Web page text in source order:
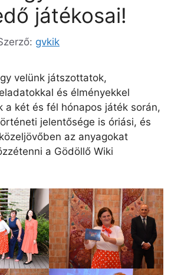
játékosai!
gvkik
velünk játszottatok,
és élményekkel
a két és fél hónapos játék során,
jelentősége is óriási, és
az anyagokat
a Gödöllő Wiki